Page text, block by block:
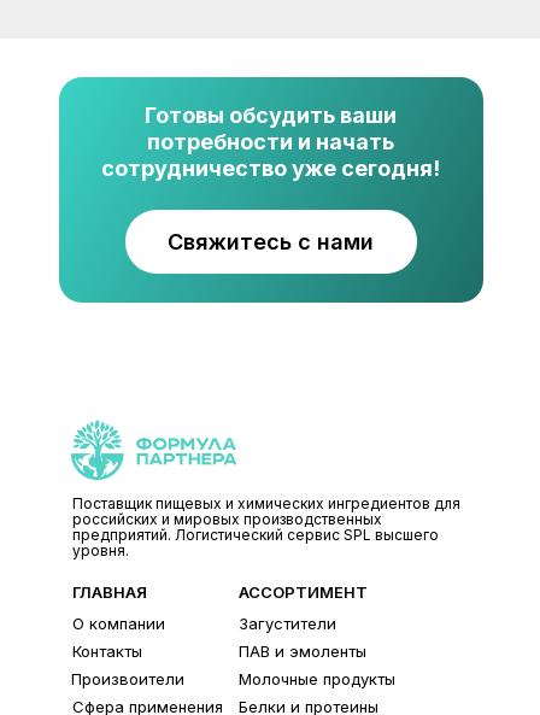
Свяжитесь с нами
Готовы обсудить ваши
потребности и начать
сотрудничество уже сегодня!
Поставщик пищевых и химических ингредиентов для
российских и мировых производственных
предприятий. Логистический сервис SPL высшего
уровня.
О компании
Контакты
Произвоители
Сфера применения
ГЛАВНАЯ
Загустители
ПАВ и эмоленты
Молочные продукты
Белки и протеины
АССОРТИМЕНТ